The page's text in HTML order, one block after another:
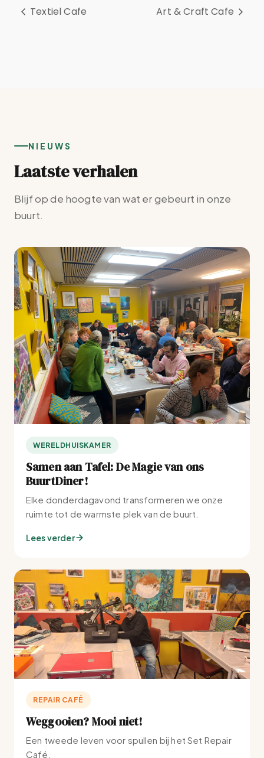
Textiel Cafe Art & Craft Cafe
NIEUWS
Laatste verhalen
Blijf op de hoogte van wat er gebeurt in onze
buurt.
WERELDHUISKAMER
Samen aan Tafel: De Magie van ons
BuurtDiner!
Elke donderdagavond transformeren we onze
ruimte tot de warmste plek van de buurt.
Lees verder
REPAIR CAFÉ
Weggooien? Mooi niet!
Een tweede leven voor spullen bij het Set Repair
Café.